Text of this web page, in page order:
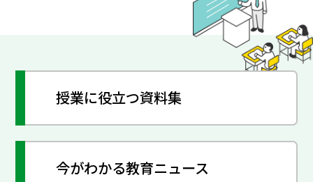
授業に役立つ資料集
今がわかる教育ニュース